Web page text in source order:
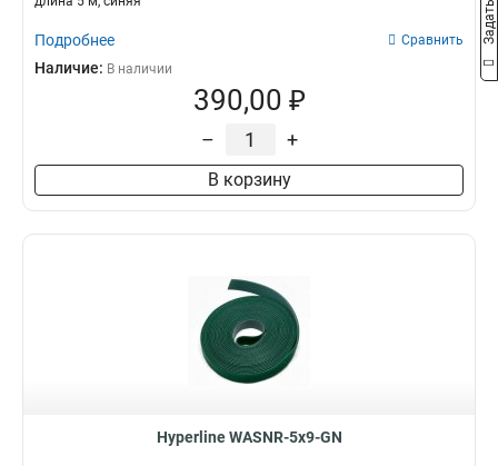
Подробнее Сравнить
Наличие: В наличии
390,00 ₽
– +
В корзину
Hyperline WASNR-5x9-GN